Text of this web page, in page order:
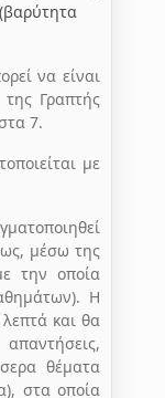
να είναι
Γραπτής
7.
με
μέσω της
την οποία
Η
και θα
θέματα
στα οποία